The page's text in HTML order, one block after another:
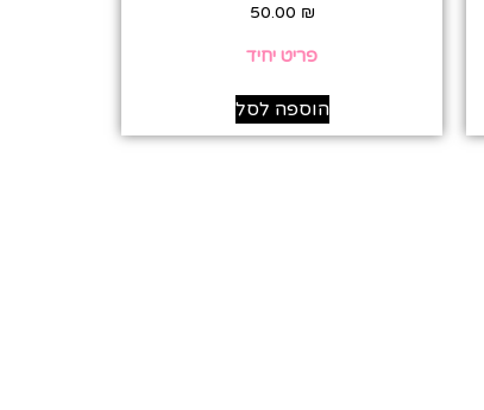
50.00 ₪
פריט יחיד
הוספה לסל